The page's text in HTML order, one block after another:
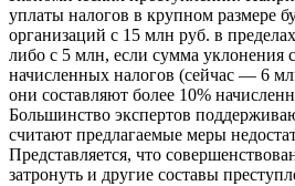
уплаты налогов в крупном размере
организаций с 15 млн руб. в
либо с 5 млн, если сумма уклонения
начисленных налогов (сейчас — 6
они составляют более 10%
Большинство экспертов
считают предлагаемые меры
Представляется, что
затронуть и другие составы